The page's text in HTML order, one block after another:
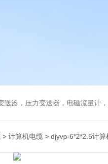
器，压力变送器，电磁流量计，
> 计算机电缆 > djyvp-6*2*2.5计